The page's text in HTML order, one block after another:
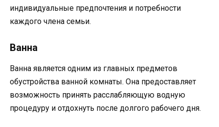
индивидуальные предпочтения и потребности
каждого члена семьи.
Ванна
Ванна является одним из главных предметов
обустройства ванной комнаты. Она предоставляет
возможность принять расслабляющую водную
процедуру и отдохнуть после долгого рабочего дня.